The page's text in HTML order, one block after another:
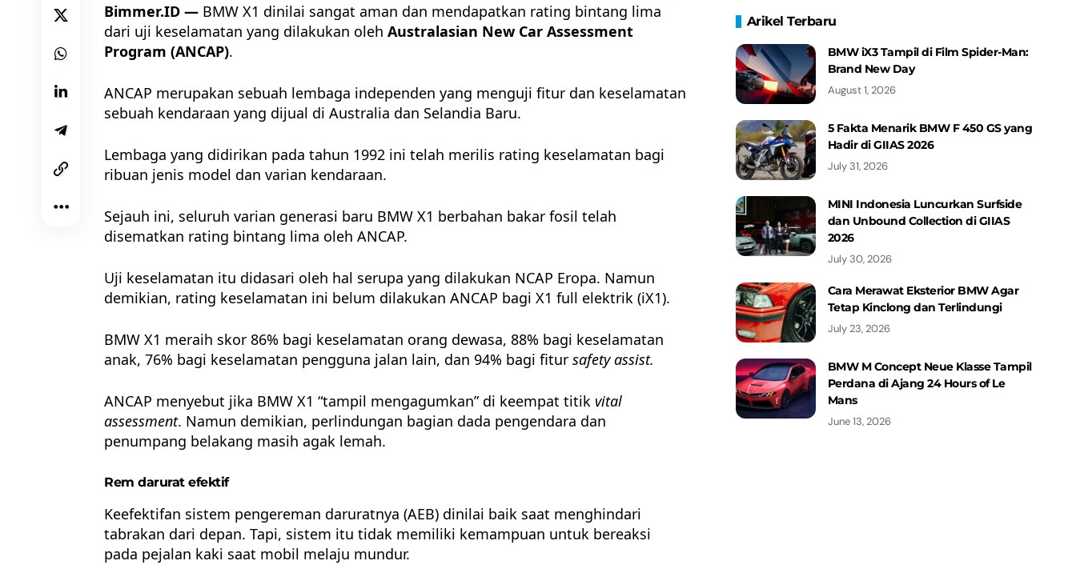
Bimmer.ID — BMW X1 dinilai sangat aman dan mendapatkan rating bintang lima
dari uji keselamatan yang dilakukan oleh Australasian New Car Assessment
Program (ANCAP).
ANCAP merupakan sebuah lembaga independen yang menguji fitur dan keselamatan
sebuah kendaraan yang dijual di Australia dan Selandia Baru.
Lembaga yang didirikan pada tahun 1992 ini telah merilis rating keselamatan bagi
ribuan jenis model dan varian kendaraan.
Sejauh ini, seluruh varian generasi baru BMW X1 berbahan bakar fosil telah
disematkan rating bintang lima oleh ANCAP.
Uji keselamatan itu didasari oleh hal serupa yang dilakukan NCAP Eropa. Namun
demikian, rating keselamatan ini belum dilakukan ANCAP bagi X1 full elektrik (iX1).
BMW X1 meraih skor 86% bagi keselamatan orang dewasa, 88% bagi keselamatan
anak, 76% bagi keselamatan pengguna jalan lain, dan 94% bagi fitur safety assist.
ANCAP menyebut jika BMW X1 “tampil mengagumkan” di keempat titik vital
assessment. Namun demikian, perlindungan bagian dada pengendara dan
penumpang belakang masih agak lemah.
Rem darurat efektif
Keefektifan sistem pengereman daruratnya (AEB) dinilai baik saat menghindari
tabrakan dari depan. Tapi, sistem itu tidak memiliki kemampuan untuk bereaksi
pada pejalan kaki saat mobil melaju mundur.
Arikel Terbaru
BMW iX3 Tampil di Film Spider-Man:
Brand New Day
August 1, 2026
5 Fakta Menarik BMW F 450 GS yang
Hadir di GIIAS 2026
July 31, 2026
MINI Indonesia Luncurkan Surfside
dan Unbound Collection di GIIAS
2026
July 30, 2026
Cara Merawat Eksterior BMW Agar
Tetap Kinclong dan Terlindungi
July 23, 2026
BMW M Concept Neue Klasse Tampil
Perdana di Ajang 24 Hours of Le
Mans
June 13, 2026